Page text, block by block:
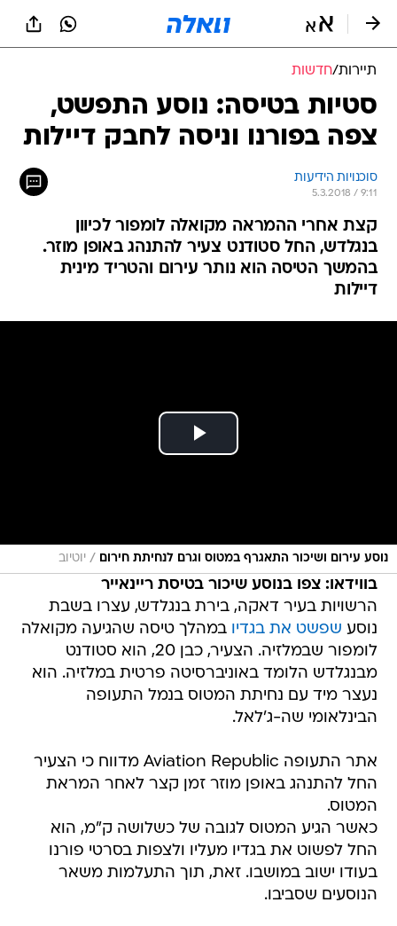
תיירות/חדשות
סטיות בטיסה: נוסע התפשט,
צפה בפורנו וניסה לחבק דיילות
סוכנויות הידיעות
5.3.2018 / 9:11
קצת אחרי ההמראה מקואלה לומפור לכיוון
בנגלדש, החל סטודנט צעיר להתנהג באופן מוזר.
בהמשך הטיסה הוא נותר עירום והטריד מינית
דיילות
נוסע עירום ושיכור התאגרף במטוס וגרם לנחיתת חירום / יוטיוב
בווידאו: צפו בנוסע שיכור בטיסת ריינאייר
הרשויות בעיר דאקה, בירת בנגלדש, עצרו בשבת
נוסע שפשט את בגדיו במהלך טיסה שהגיעה מקואלה
לומפור שבמלזיה. הצעיר, כבן 20, הוא סטודנט
מבנגלדש הלומד באוניברסיטה פרטית במלזיה. הוא
נעצר מיד עם נחיתת המטוס בנמל התעופה
הבינלאומי שה-ג'לאל.
אתר התעופה Aviation Republic מדווח כי הצעיר
החל להתנהג באופן מוזר זמן קצר לאחר המראת
המטוס.
כאשר הגיע המטוס לגובה של כשלושה ק"מ, הוא
החל לפשוט את בגדיו מעליו ולצפות בסרטי פורנו
בעודו ישוב במושבו. זאת, תוך התעלמות משאר
הנוסעים שסביבו.